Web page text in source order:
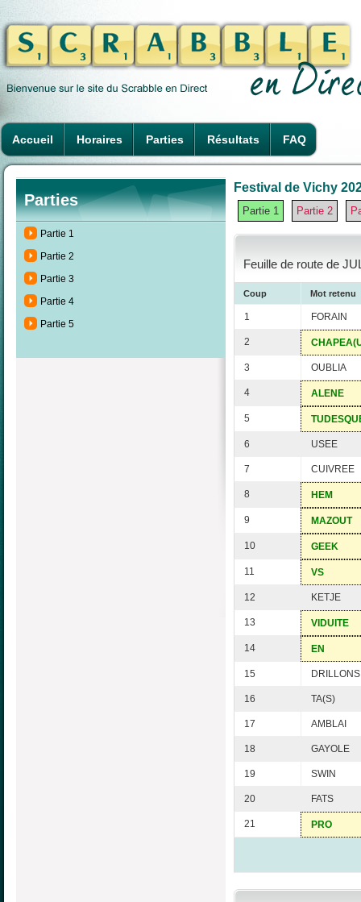
Accueil Horaires Parties Résultats FAQ
Parties
Partie 1
Partie 2
Partie 3
Partie 4
Partie 5
Festival de Vichy
Partie 1 Partie 2
Feuille de route de
Coup Mot retenu
1 FORAIN
2
3 OUBLIA
4 ALENE
5
6 USEE
7 CUIVREE
8 HEM
9 MAZOUT
10 GEEK
11 VS
12 KETJE
13 VIDUITE
14 EN
15 DRILLONS
16 TA(S)
17 AMBLAI
18 GAYOLE
19 SWIN
20 FATS
21 PRO